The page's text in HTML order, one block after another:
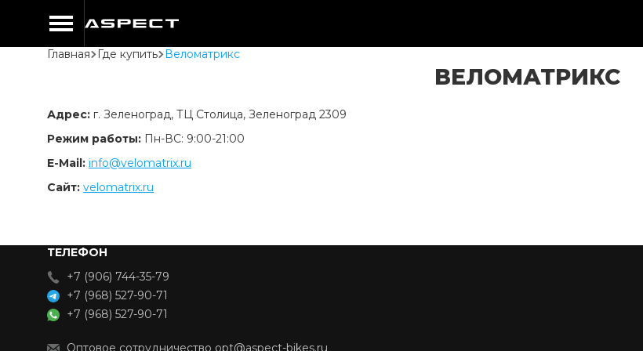
Главная Где купить Веломатрикс
ВЕЛОМАТРИКС
Адрес: г. Зеленоград, ТЦ Столица, Зеленоград 2309
Режим работы: Пн-ВС: 9:00-21:00
Е-Mail: info@velomatrix.ru
Сайт: velomatrix.ru
ТЕЛЕФОН
+7 (906) 744-35-79
+7 (968) 527-90-71
+7 (968) 527-90-71
Оптовое сотрудничество opt@aspect-bikes.ru